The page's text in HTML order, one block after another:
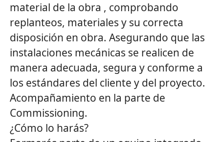
material de la obra , comprobando
replanteos, materiales y su correcta
disposición en obra. Asegurando que las
instalaciones mecánicas se realicen de
manera adecuada, segura y conforme a
los estándares del cliente y del proyecto.
Acompañamiento en la parte de
Commissioning.
¿Cómo lo harás?